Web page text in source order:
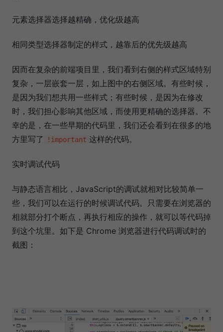
元素选择器选择越精确，优化级越高
相同类型选择器制定的样式，越靠后的优先级越高
因而在复杂的前端项目里，我们看到右侧的样式区域特别
复杂，一层嵌套一层，如上图中的右侧区域。有些时候，
是因为我们想共用一些样式；有些时候，是因为在修改
时，我们担心影响其他区域，而使用更精确的选择器。不
幸的是，在一些早期的代码里，我们还会看到在很多的地
方里写了
!important 这样的代码。
实时调试代码
与静态语言相比，JavaScript的调试就相对比较简单一
些，我们可以在运行的时候调试代码。只需要在浏览器的
相就部分打个断点，再执行相应的操作，就可以等代码掉
到这个坑里。如下是 Chrome 浏览器进行代码调试时的
截图：